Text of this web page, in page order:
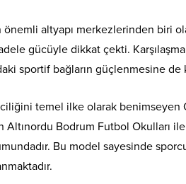
altyapı merkezlerinden biri
gücüyle dikkat çekti.
sportif bağların güçlenmesine de
temel ilke olarak benimseyen
Altınordu Bodrum Futbol Okulları
Bu model sayesinde